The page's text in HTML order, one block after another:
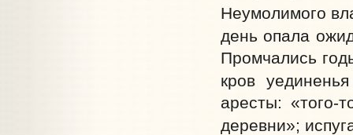
Неумолимого
день опала
Промчались
кров
аресты: «того-
деревни»;